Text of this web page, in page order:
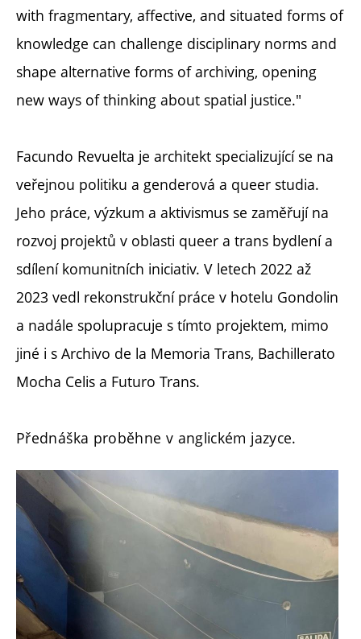
with fragmentary, affective, and situated forms of
knowledge can challenge disciplinary norms and
shape alternative forms of archiving, opening
new ways of thinking about spatial justice."
Facundo Revuelta je architekt specializující se na
veřejnou politiku a genderová a queer studia.
Jeho práce, výzkum a aktivismus se zaměřují na
rozvoj projektů v oblasti queer a trans bydlení a
sdílení komunitních iniciativ. V letech 2022 až
2023 vedl rekonstrukční práce v hotelu Gondolin
a nadále spolupracuje s tímto projektem, mimo
jiné i s Archivo de la Memoria Trans, Bachillerato
Mocha Celis a Futuro Trans.
Přednáška proběhne v anglickém jazyce.